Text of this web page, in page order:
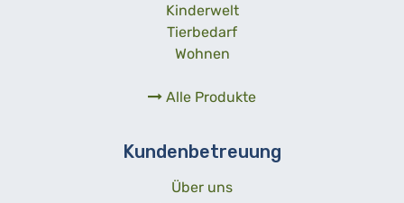
Kinderwelt
Tierbedarf
Wohnen
Alle Produkte
Kundenbetreuung
Über uns